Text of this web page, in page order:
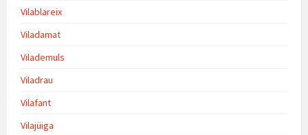
Vilablareix
Viladamat
Vilademuls
Viladrau
Vilafant
Vilajüiga